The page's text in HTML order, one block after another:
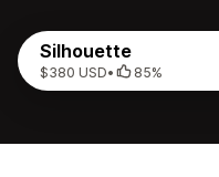
Silhouette
$380 USD• 85%